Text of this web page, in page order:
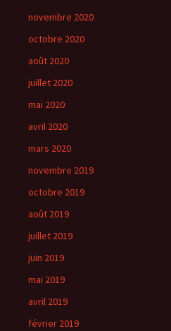
novembre 2020
octobre 2020
août 2020
juillet 2020
mai 2020
avril 2020
mars 2020
novembre 2019
octobre 2019
août 2019
juillet 2019
juin 2019
mai 2019
avril 2019
février 2019